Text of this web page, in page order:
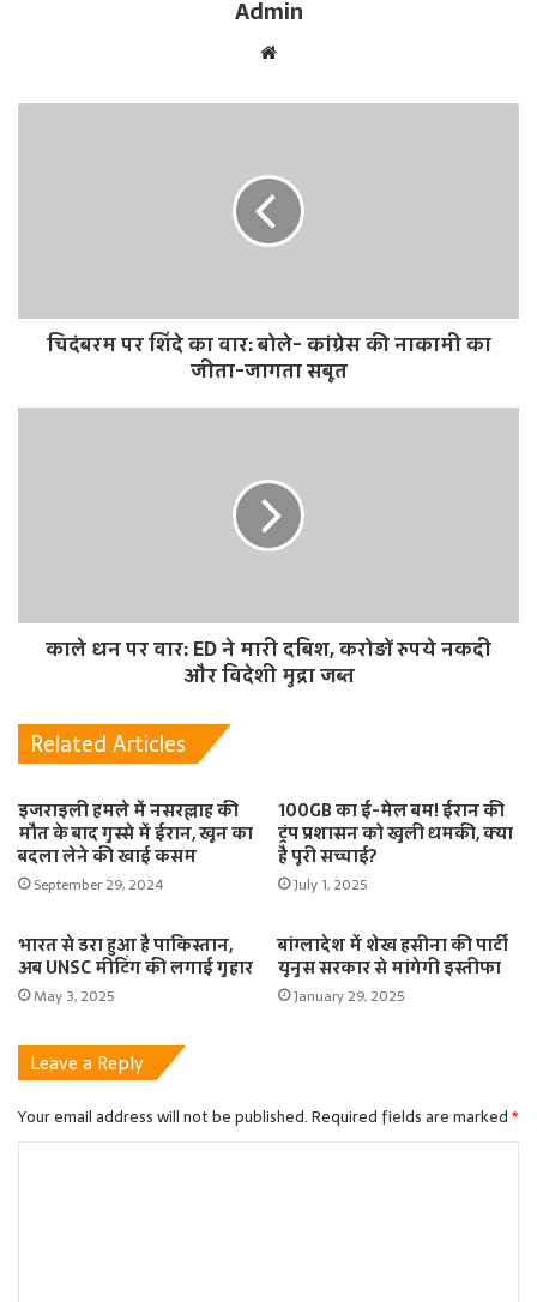
Admin
b
चिदंबरम पर शिंदे का वार: बोले- कांग्रेस की नाकामी का
जीता-जागता सबूत
काले धन पर वार: ED ने मारी दबिश, करोड़ों रुपये नकदी
और विदेशी मुद्रा जब्त
Related Articles
इजराइली हमले में नसरल्लाह की
मौत के बाद गुस्से में ईरान, खून का
बदला लेने की खाई कसम
September 29, 2024
100GB का ई-मेल बम! ईरान की
ट्रंप प्रशासन को खुली धमकी, क्या
है पूरी सच्चाई?
July 1, 2025
भारत से डरा हुआ है पाकिस्तान,
अब UNSC मीटिंग की लगाई गुहार
May 3, 2025
बांग्लादेश में शेख हसीना की पार्टी
यूनुस सरकार से मांगेगी इस्तीफा
January 29, 2025
Leave a Reply
Your email address will not be published.Required fields are marked*